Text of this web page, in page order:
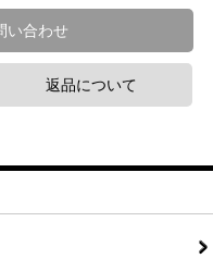
い合わせ
返品について